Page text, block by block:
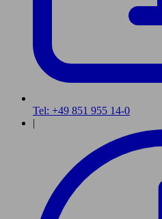
Tel: +49 851 955 14-0
|